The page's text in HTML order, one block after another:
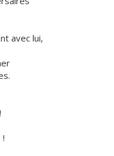
avec lui,